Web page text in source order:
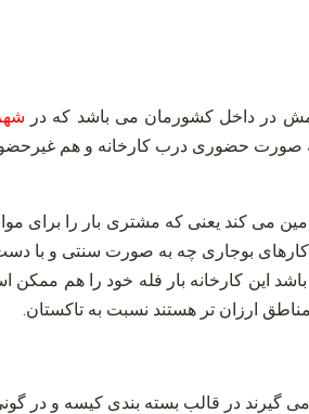
در داخل کشورمان می‌ باشد که در
صورت حضوری درب کارخانه و هم
می‌ کند یعنی که مشتری بار را برای
بوجاری چه به صورت سنتی و با
این کارخانه بار فله خود را هم ممکن
ارزان‌ تر هستند نسبت به تاکستان.
می‌ گیرند در قالب بسته‌ بندی کیسه و در